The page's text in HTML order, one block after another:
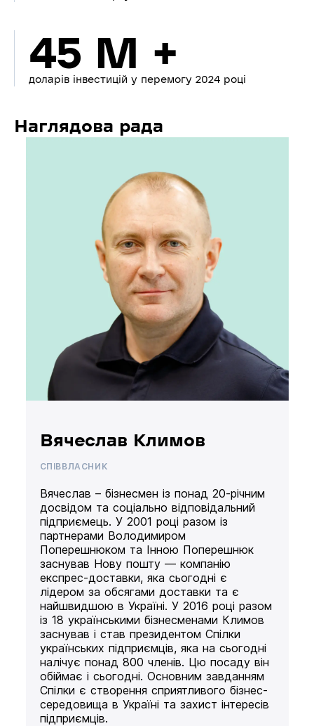
45 M +
доларів інвестицій у перемогу 2024 році
Наглядова рада
Вячеслав Климов
СПІВВЛАСНИК
Вячеслав – бізнесмен із понад 20-річним
досвідом та соціально відповідальний
підприємець. У 2001 році разом із
партнерами Володимиром
Поперешнюком та Інною Поперешнюк
заснував Нову пошту — компанію
експрес-доставки, яка сьогодні є
лідером за обсягами доставки та є
найшвидшою в Україні. У 2016 році разом
із 18 українськими бізнесменами Климов
заснував і став президентом Спілки
українських підприємців, яка на сьогодні
налічує понад 800 членів. Цю посаду він
обіймає і сьогодні. Основним завданням
Спілки є створення сприятливого бізнес-
середовища в Україні та захист інтересів
підприємців.